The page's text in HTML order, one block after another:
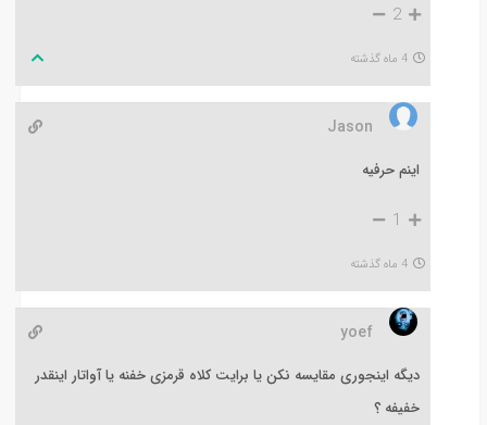
2
4 ماه گذشته
Jason
اینم حرفیه
1
4 ماه گذشته
yoef
دیگه اینجوری مقایسه نکن یا برایت کلاه قرمزی خفنه یا آواتار اینقدر
خفیفه ؟